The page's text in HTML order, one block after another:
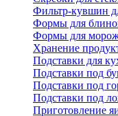
Фильтр-кувшин
Формы для
Формы для
Хранение
Подставки для
Подставки под
Подставки под
Подставки под
Приготовление